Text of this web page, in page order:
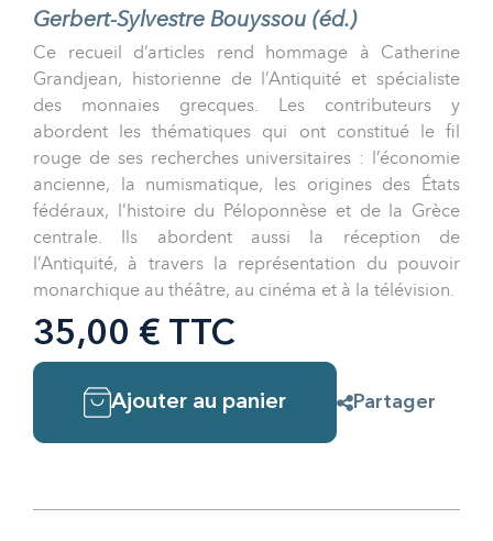
Gerbert-Sylvestre Bouyssou (éd.)
Ce recueil d’articles rend hommage à Catherine
Grandjean, historienne de l’Antiquité et spécialiste
des monnaies grecques. Les contributeurs y
abordent les thématiques qui ont constitué le fil
rouge de ses recherches universitaires : l’économie
ancienne, la numismatique, les origines des États
fédéraux, l’histoire du Péloponnèse et de la Grèce
centrale. Ils abordent aussi la réception de
l’Antiquité, à travers la représentation du pouvoir
monarchique au théâtre, au cinéma et à la télévision.
35,00 € TTC
Ajouter au panier Partager